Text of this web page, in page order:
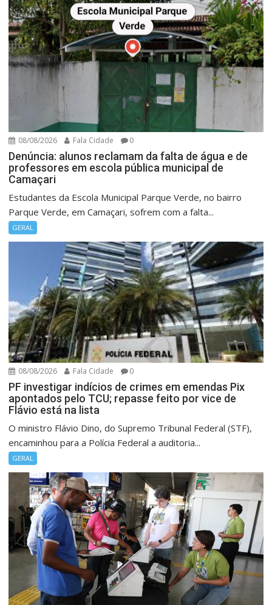
08/08/2026 Fala Cidade 0
Denúncia: alunos reclamam da falta de água e de
professores em escola pública municipal de
Camaçari
Estudantes da Escola Municipal Parque Verde, no bairro
Parque Verde, em Camaçari, sofrem com a falta...
GERAL
08/08/2026 Fala Cidade 0
PF investigar indícios de crimes em emendas Pix
apontados pelo TCU; repasse feito por vice de
Flávio está na lista
O ministro Flávio Dino, do Supremo Tribunal Federal (STF),
encaminhou para a Polícia Federal a auditoria...
GERAL